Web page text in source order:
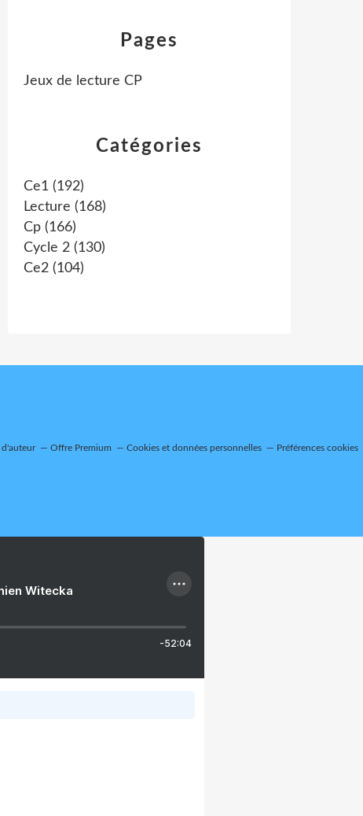
Catégories
Ce1 (192)
Lecture (168)
Cp (166)
Cycle 2 (130)
Ce2 (104)
Pages
Jeux de lecture CP
Offre Premium Cookies et données personnelles Préférences cookies
Witecka
-52:04